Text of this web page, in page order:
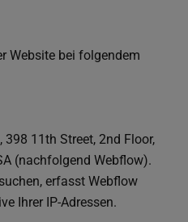
Website bei folgendem
11th Street, 2nd Floor,
(nachfolgend Webflow).
erfasst Webflow
Ihrer IP-Adressen.